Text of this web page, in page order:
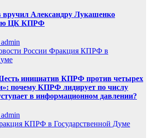
вручил Александру Лукашенко
ЦК КПРФ
России Фракция КПРФ в
инициатив КПРФ против четырех
почему КПРФ лидирует по числу
в информационном давлении?
КПРФ в Государственной Думе